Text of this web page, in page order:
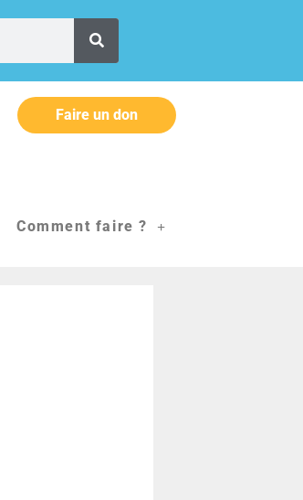
Faire un don
Comment faire ?